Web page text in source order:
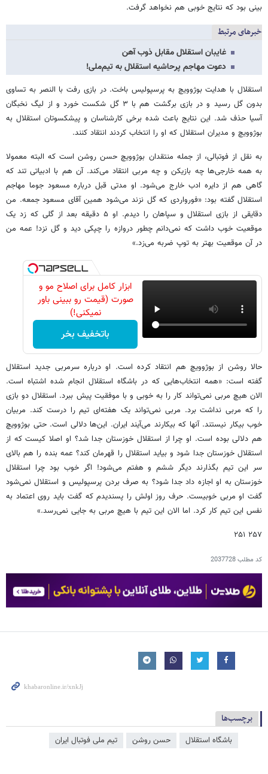
بینی بود که نتایج خوبی هم نخواهد گرفت.
خبرهای مرتبط
غایبان استقلال مقابل ذوب آهن
دعوت مهاجم پرحاشیه استقلال به تیم‌ملی!
استقلال با هدایت بوژوویچ به پرسپولیس باخت. در بازی رفت با النصر به تساوی
بدون گل رسید و در بازی برگشت هم با ۳ گل شکست خورد و از لیگ نخبگان
آسیا حذف شد. این نتایج باعث شده برخی کارشناسان و پیشکسوتان استقلال به
بوژوویچ و مدیران استقلال که او را انتخاب کردند انتقاد کنند.
به نقل از فوتبالی، از جمله منتقدان بوژوویچ حسن روشن است که البته معمولا
به همه خارجی‌ها چه بازیکن و چه مربی انتقاد می‌کند. آن هم با ادبیاتی تند که
گاهی هم از دایره ادب خارج می‌شود. او مدتی قبل درباره مسعود جوما مهاجم
استقلال گفته بود: «فورواردی که گل نزند می‌شود همین آقای مسعود جمعه. من
دقایقی از بازی استقلال و سپاهان را دیدم. او ۵ دقیقه بعد از گلی که زد یک
موقعیت خوب داشت که نمی‌دانم چطور دروازه را چپکی دید و گل نزد! عمه من
در آن موقعیت بهتر به توپ ضربه می‌زد.»
ابزار کامل برای اصلاح مو و
صورت (قیمت رو ببینی باور
نمیکنی!)
باتخفیف بخر
حالا روشن از بوژوویچ هم انتقاد کرده است. او درباره سرمربی جدید استقلال
گفته است: «همه انتخاب‌هایی که در باشگاه استقلال انجام شده اشتباه است.
الان هیچ مربی نمی‌تواند کار را به خوبی و با موفقیت پیش ببرد. استقلال دو بازی
را که مربی نداشت برد. مربی نمی‌تواند یک هفته‌ای تیم را درست کند. مربیان
خوب بیکار نیستند. آنها که بیکارند می‌آیند ایران. این‌ها دلالی است. حتی بوژوویچ
هم دلالی بوده است. او چرا از استقلال خوزستان جدا شد؟ او اصلا کیست که از
استقلال خوزستان جدا شود و بیاید استقلال را قهرمان کند؟ عمه بنده را هم بالای
سر این تیم بگذارند دیگر ششم و هفتم می‌شود! اگر خوب بود چرا استقلال
خوزستان به او اجازه داد جدا شود؟ به صرف بردن پرسپولیس و استقلال نمی‌شود
گفت او مربی خوبیست. حرف روز اولش را پسندیدم که گفت باید روی اعتماد به
نفس این تیم کار کرد. اما الان این تیم با هیچ مربی به جایی نمی‌رسد.»
۲۵۷ ۲۵۱
کد مطلب2037728
برچسب‌ها
باشگاه استقلال حسن روشن تیم ملی فوتبال ایران